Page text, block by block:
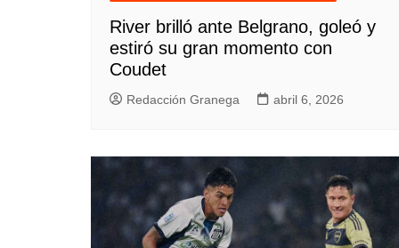
River brilló ante Belgrano, goleó y
estiró su gran momento con
Coudet
Redacción Granega abril 6, 2026